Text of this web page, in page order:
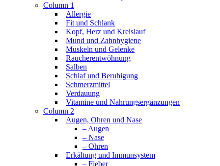
Column 1
Allergie
Fit und Schlank
Kopf, Herz und Kreislauf
Mund und Zahnhygiene
Muskeln und Gelenke
Raucherentwöhnung
Salben
Schlaf und Beruhigung
Schmerzmittel
Verdauung
Vitamine und Nahrungsergänzungen
Column 2
Augen, Ohren und Nase
– Augen
– Nase
– Ohren
Erkältung und Immunsystem
– Fieber